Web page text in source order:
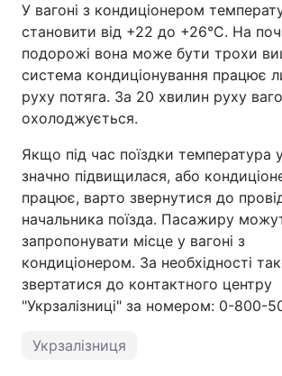
У вагоні з кондиціонером
становити від +22 до +26°C. На
подорожі вона може бути трохи
система кондиціонування працює
руху потяга. За 20 хвилин руху
охолоджується.
Якщо під час поїздки температура у
значно підвищилася, або
працює, варто звернутися до
начальника поїзда. Пасажиру
запропонувати місце у вагоні з
кондиціонером. За необхідності
звертатися до контактного центру
"Укрзалізниці" за номером: 0-800-
Укрзалізниця